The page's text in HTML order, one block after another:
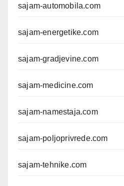
sajam-automobila.com
sajam-energetike.com
sajam-gradjevine.com
sajam-medicine.com
sajam-namestaja.com
sajam-poljoprivrede.com
sajam-tehnike.com